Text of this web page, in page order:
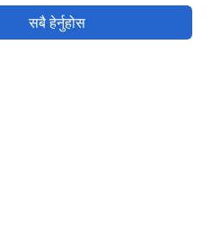
सबै हेर्नुहोस